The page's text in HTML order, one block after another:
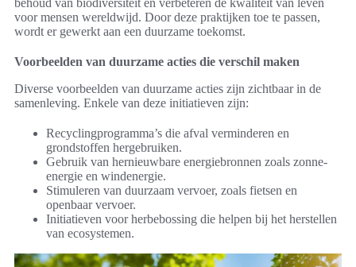
voor mensen wereldwijd. Door deze praktijken toe te passen,
wordt er gewerkt aan een duurzame toekomst.
Voorbeelden van duurzame acties die verschil maken
Diverse voorbeelden van duurzame acties zijn zichtbaar in de
samenleving. Enkele van deze initiatieven zijn:
Recyclingprogramma’s die afval verminderen en
grondstoffen hergebruiken.
Gebruik van hernieuwbare energiebronnen zoals zonne-
energie en windenergie.
Stimuleren van duurzaam vervoer, zoals fietsen en
openbaar vervoer.
Initiatieven voor herbebossing die helpen bij het herstellen
van ecosystemen.